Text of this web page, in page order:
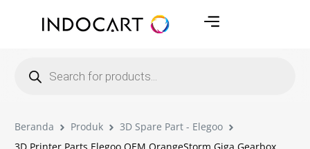
Beranda Produk
3D Spare Part - Elegoo